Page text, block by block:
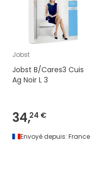
Jobst
Jobst B/Cares3 Cuis
Ag Noir L 3
34,24 €
Envoyé depuis: France